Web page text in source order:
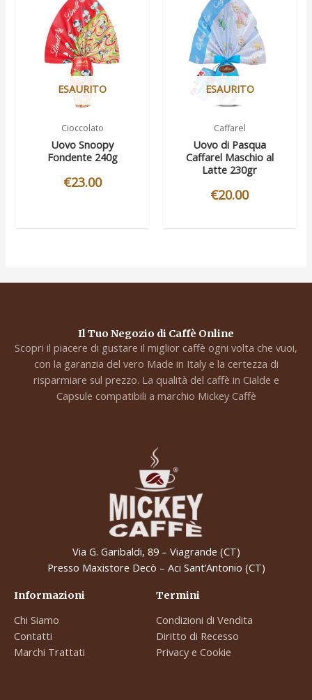
ESAURITO
Cioccolato
Uovo Snoopy
Fondente 240g
€23.00
ESAURITO
Caffarel
Uovo di Pasqua
Caffarel Maschio al
Latte 230gr
€20.00
Il Tuo Negozio di Caffè Online
Scopri il piacere di gustare il miglior caffè ogni volta che vuoi,
con la garanzia del vero Made in Italy e la certezza di
risparmiare sul prezzo. La qualità del caffè in Cialde e
Capsule compatibili a marchio Mickey Caffè
Via G. Garibaldi, 89 – Viagrande (CT)
Presso Maxistore Decò – Aci Sant’Antonio (CT)
Informazioni
Chi Siamo
Contatti
Marchi Trattati
Termini
Condizioni di Vendita
Diritto di Recesso
Privacy e Cookie